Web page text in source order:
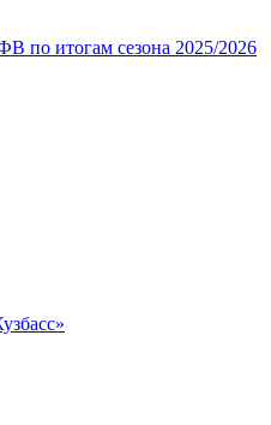
по итогам сезона 2025/2026